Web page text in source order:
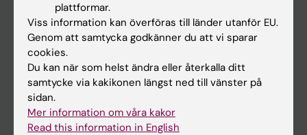
Huvudmeny
Utbildning
Forskarutbildning
Forskning
Om KI
plattformar.
Viss information kan överföras till länder utanför EU.
Genom att samtycka godkänner du att vi sparar
cookies.
Du kan när som helst ändra eller återkalla ditt
samtycke via kakikonen längst ned till vänster på
sidan.
Mer information om våra kakor
Read this information in English